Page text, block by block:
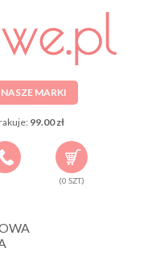
MARKI
99.00 zł
(0 SZT.)